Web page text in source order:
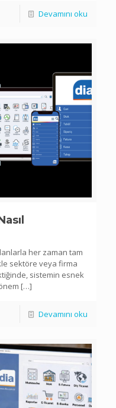
Devamını oku
her zaman tam
sektöre veya firma
sistemin esnek
[…]
Devamını oku